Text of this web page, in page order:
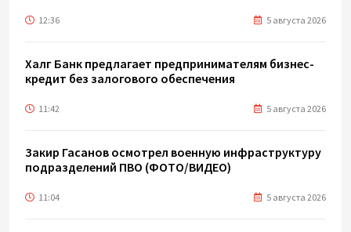
12:36 5 августа 2026
Халг Банк предлагает предпринимателям бизнес-
кредит без залогового обеспечения
11:42 5 августа 2026
Закир Гасанов осмотрел военную инфраструктуру
подразделений ПВО (ФОТО/ВИДЕО)
11:04 5 августа 2026